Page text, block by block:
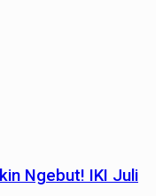
Ngebut! IKI Juli